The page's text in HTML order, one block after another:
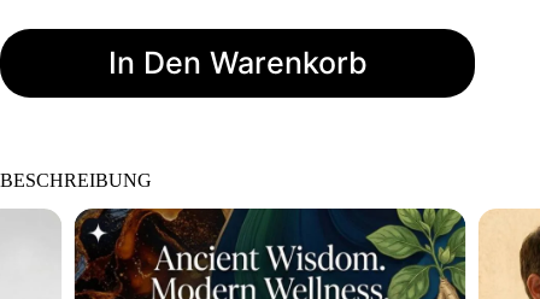
war:
ist:
In Den Warenkorb
BESCHREIBUNG